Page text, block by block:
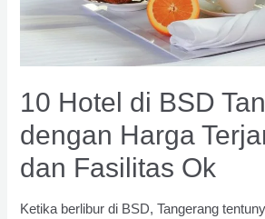
10 Hotel di BSD
dengan Harga
dan Fasilitas Ok
Ketika berlibur di BSD, Tangerang